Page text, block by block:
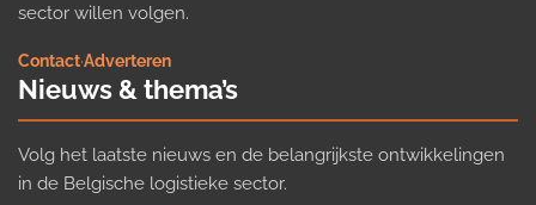
sector willen volgen.
Contact·Adverteren
Nieuws & thema’s
Volg het laatste nieuws en de belangrijkste ontwikkelingen
in de Belgische logistieke sector.